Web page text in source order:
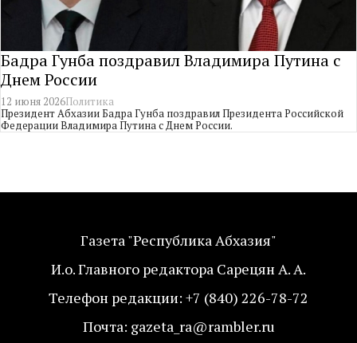
Бадра Гунба поздравил Владимира Путина с
Днем России
12 июня 2026Политика
Президент Абхазии Бадра Гунба поздравил Президента Российской
Федерации Владимира Путина с Днем России.
Газета "Республика Абхазия"
И.о. Главного редактора Сарецян А. А.
Телефон редакции: +7 (840) 226-78-72
Почта: gazeta_ra@rambler.ru